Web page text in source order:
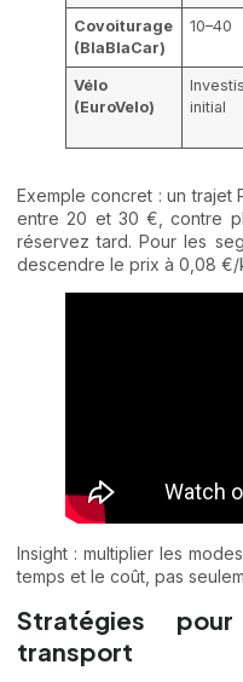
Covoiturage
(BlaBlaCar)
10–40
Vélo
(EuroVelo)
initial
Exemple concret : un trajet
entre 20 et 30 €, contre
réservez tard. Pour les
descendre le prix à 0,08 €/
Insight : multiplier les
temps et le coût, pas
Stratégies
transport